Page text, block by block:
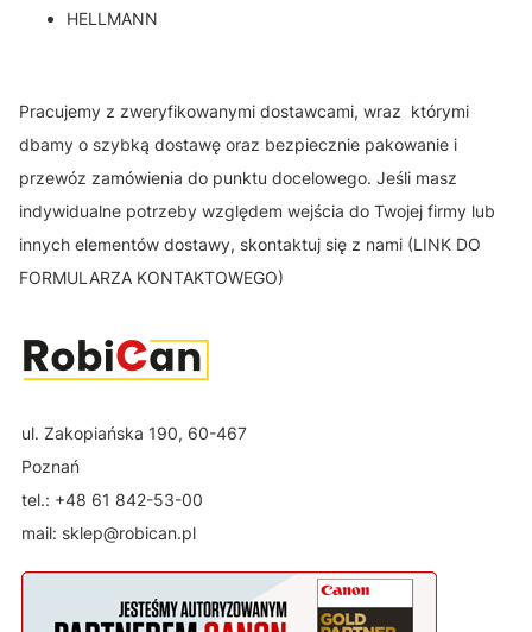
HELLMANN
Pracujemy z zweryfikowanymi dostawcami, wraz którymi
dbamy o szybką dostawę oraz bezpiecznie pakowanie i
przewóz zamówienia do punktu docelowego. Jeśli masz
indywidualne potrzeby względem wejścia do Twojej firmy lub
innych elementów dostawy, skontaktuj się z nami (LINK DO
FORMULARZA KONTAKTOWEGO)
ul. Zakopiańska 190, 60-467
Poznań
tel.: +48 61 842-53-00
mail: sklep@robican.pl